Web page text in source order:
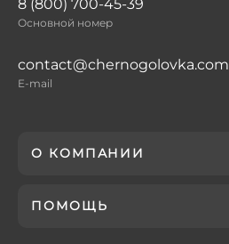
8 (800) 700-45-39
Основной номер
contact@chernogolovka.com
E-mail
О КОМПАНИИ
ПОМОЩЬ